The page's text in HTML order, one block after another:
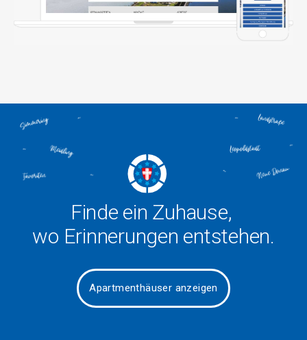
Finde ein Zuhause,
wo Erinnerungen entstehen.
Apartmenthäuser anzeigen